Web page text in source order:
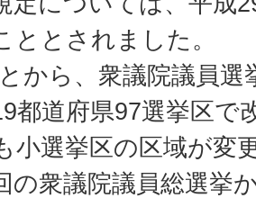
ととされました。
から、衆議院議員選
都道府県97選挙区で
小選挙区の区域が変
の衆議院議員総選挙